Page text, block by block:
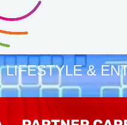
LIFESTYLE &